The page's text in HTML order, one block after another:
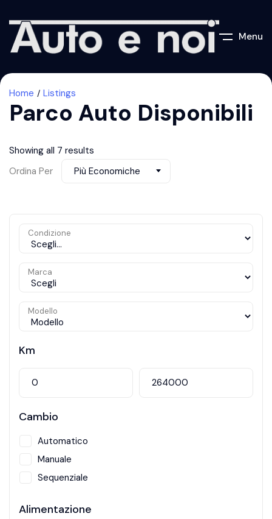
Menu
Home Listings
Parco Auto Disponibili
Showing all 7 results
Ordina Per
Più Economiche
Condizione
Marca
Modello
Km
Cambio
Automatico
Manuale
Sequenziale
Alimentazione